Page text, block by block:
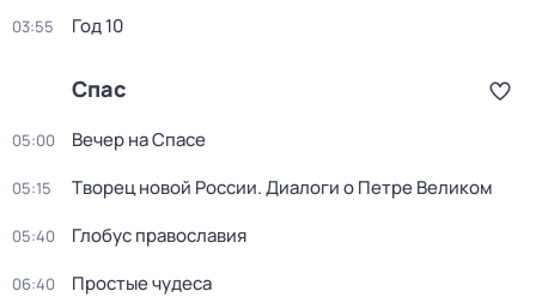
03:55 Год 10
Спас
05:00 Вечер на Спасе
05:15 Творец новой России. Диалоги о Петре Великом
05:40 Глобус православия
06:40 Простые чудеca